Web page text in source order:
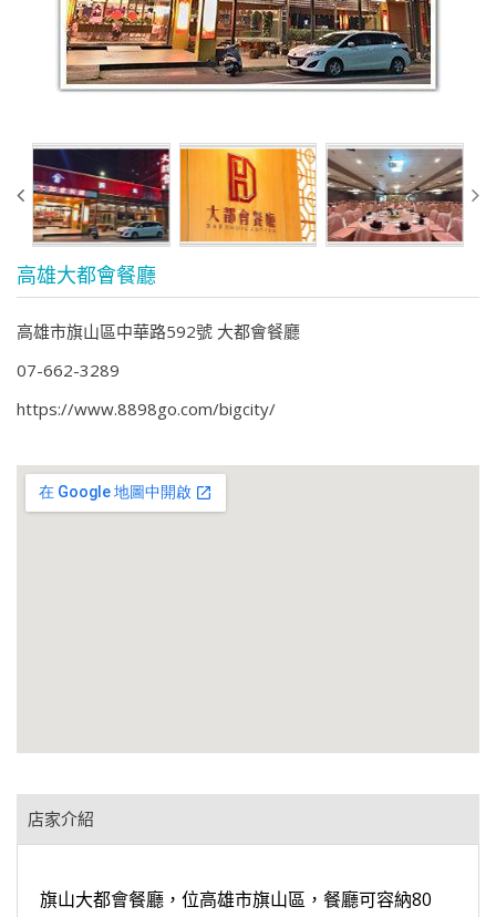
高雄大都會餐廳
高雄市旗山區中華路592號 大都會餐廳
07-662-3289
https://www.8898go.com/bigcity/
店家介紹
旗山大都會餐廳，位高雄市旗山區，餐廳可容納80